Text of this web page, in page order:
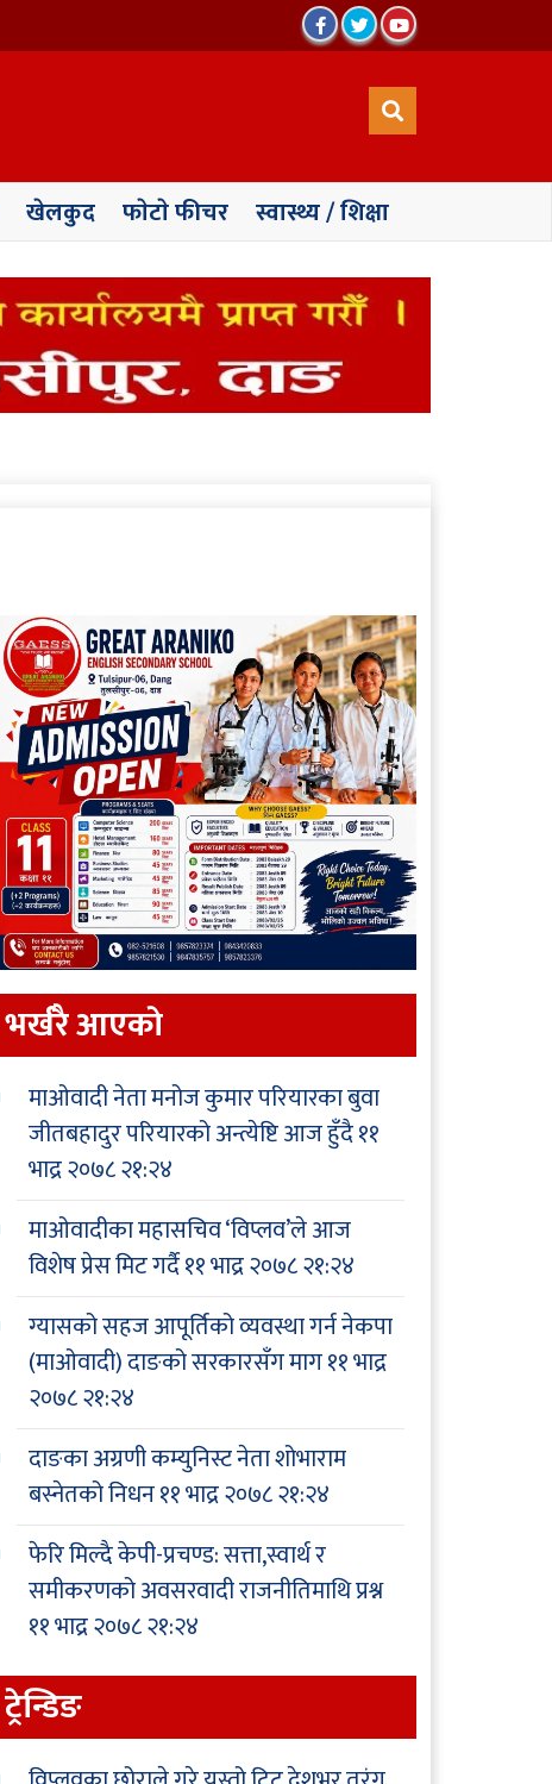
खेलकुद फाेटाे फीचर स्वास्थ्य / शिक्षा
भर्खरै आएकाे
माओवादी नेता मनोज कुमार परियारका बुवा
जीतबहादुर परियारको अन्त्येष्टि आज हुँदै११
भाद्र २०७८ २१:२४
माओवादीका महासचिव ‘विप्लव’ले आज
विशेष प्रेस मिट गर्दै११ भाद्र २०७८ २१:२४
ग्यासको सहज आपूर्तिको व्यवस्था गर्न नेकपा
(माओवादी) दाङको सरकारसँग माग११ भाद्र
२०७८ २१:२४
दाङका अग्रणी कम्युनिस्ट नेता शोभाराम
बस्नेतको निधन११ भाद्र २०७८ २१:२४
फेरि मिल्दै केपी-प्रचण्ड: सत्ता,स्वार्थ र
समीकरणको अवसरवादी राजनीतिमाथि प्रश्न
११ भाद्र २०७८ २१:२४
ट्रेन्डिङ